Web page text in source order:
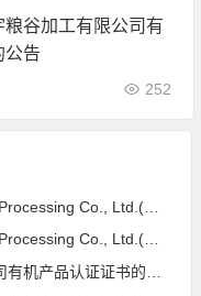
谷加工有限公司有
公告
252
有限公司)JAS有机产品认证证书的公告
有限公司)JAS有机产品认证证书的公告
产品认证证书的公告